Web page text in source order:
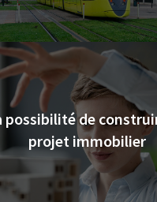
possibilité de
projet immobilier